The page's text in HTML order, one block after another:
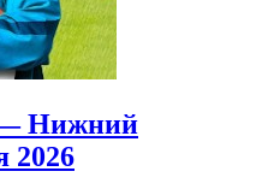
Нижний
2026